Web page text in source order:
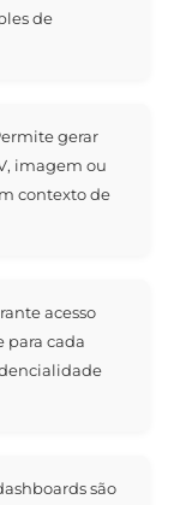
de
gerar
imagem ou
contexto de
acesso
para cada
são